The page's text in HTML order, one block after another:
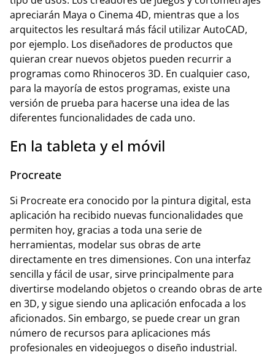
apreciarán Maya o Cinema 4D, mientras que a los
arquitectos les resultará más fácil utilizar AutoCAD,
por ejemplo. Los diseñadores de productos que
quieran crear nuevos objetos pueden recurrir a
programas como Rhinoceros 3D. En cualquier caso,
para la mayoría de estos programas, existe una
versión de prueba para hacerse una idea de las
diferentes funcionalidades de cada uno.
En la tableta y el móvil
Procreate
Si Procreate era conocido por la pintura digital, esta
aplicación ha recibido nuevas funcionalidades que
permiten hoy, gracias a toda una serie de
herramientas, modelar sus obras de arte
directamente en tres dimensiones. Con una interfaz
sencilla y fácil de usar, sirve principalmente para
divertirse modelando objetos o creando obras de arte
en 3D, y sigue siendo una aplicación enfocada a los
aficionados. Sin embargo, se puede crear un gran
número de recursos para aplicaciones más
profesionales en videojuegos o diseño industrial.